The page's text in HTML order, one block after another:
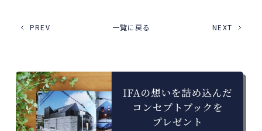
PREV 一覧に戻る NEXT